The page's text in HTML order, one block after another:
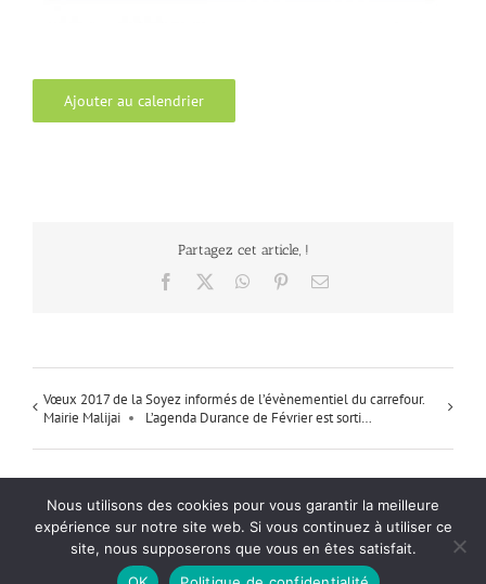
Ajouter au calendrier
Partagez cet article, !
Facebook WhatsApp
PinterestEmail
Vœux 2017 de la
Mairie Malijai
Soyez informés de l’évènementiel du carrefour.
L’agenda Durance de Février est sorti…
Mentions Légales | Politique de confidentialité | Office Center : Création de
site web
Facebook
Nous utilisons des cookies pour vous garantir la meilleure
expérience sur notre site web. Si vous continuez à utiliser ce
site, nous supposerons que vous en êtes satisfait.